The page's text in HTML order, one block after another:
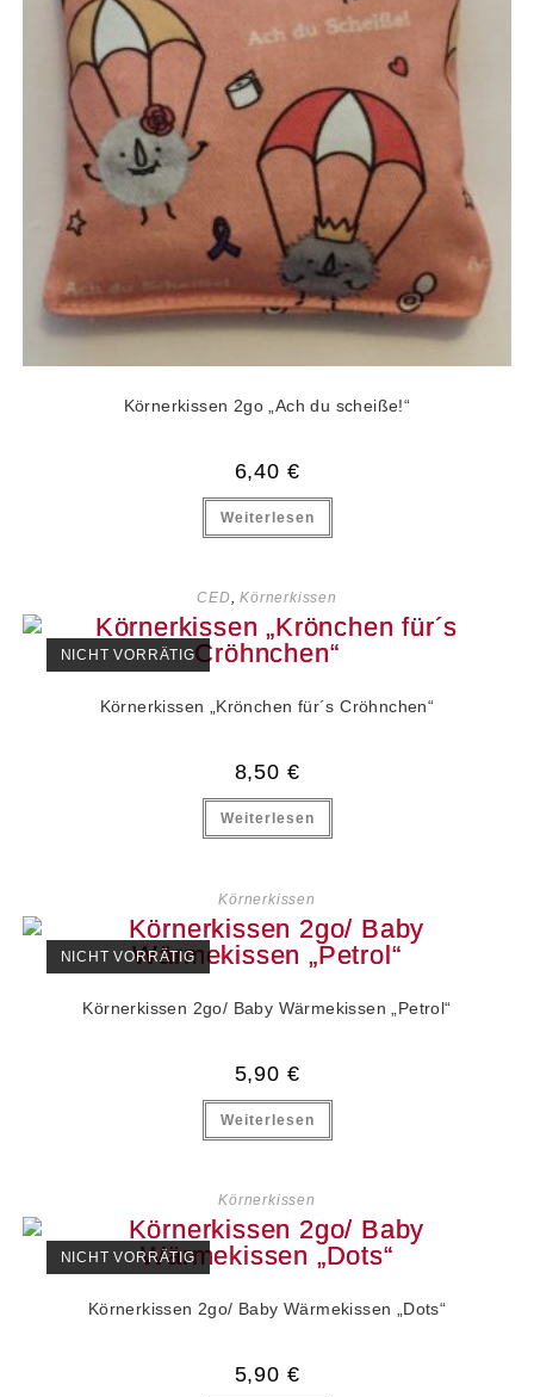
Körnerkissen 2go „Ach du scheiße!“
6,40 €
Weiterlesen
CED,Körnerkissen
NICHT VORRÄTIG
Körnerkissen „Krönchen für´s Cröhnchen“
8,50 €
Weiterlesen
Körnerkissen
NICHT VORRÄTIG
Körnerkissen 2go/ Baby Wärmekissen „Petrol“
5,90 €
Weiterlesen
Körnerkissen
NICHT VORRÄTIG
Körnerkissen 2go/ Baby Wärmekissen „Dots“
5,90 €